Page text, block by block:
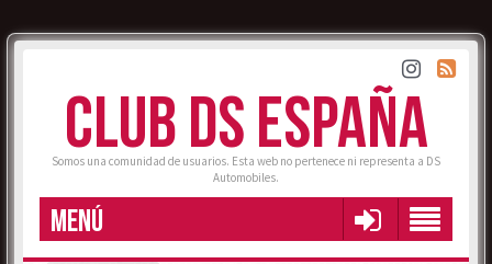
CLUB DS ESPAÑA
Somos una comunidad de usuarios. Esta web no pertenece ni representa a DS
Automobiles.
MENÚ